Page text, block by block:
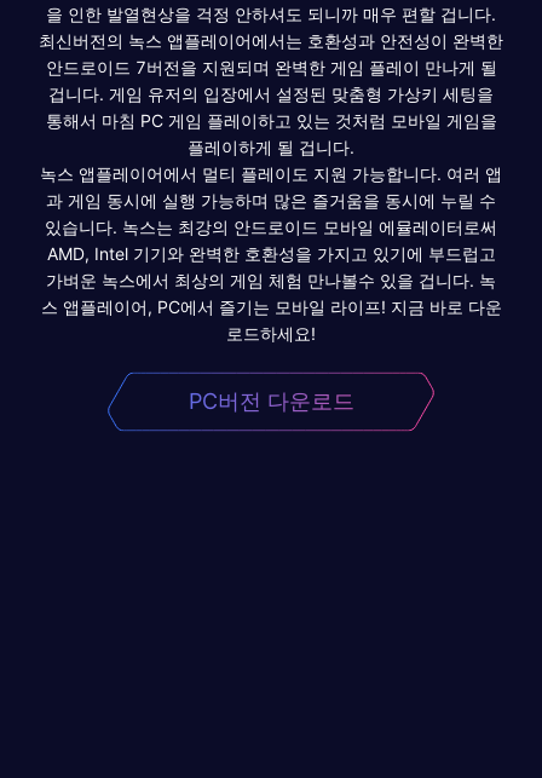
을 인한 발열현상을 걱정 안하셔도 되니까 매우 편할 겁니다.
최신버전의 녹스 앱플레이어에서는 호환성과 안전성이 완벽한
안드로이드 7버전을 지원되며 완벽한 게임 플레이 만나게 될
겁니다. 게임 유저의 입장에서 설정된 맞춤형 가상키 세팅을
통해서 마침 PC 게임 플레이하고 있는 것처럼 모바일 게임을
플레이하게 될 겁니다.
녹스 앱플레이어에서 멀티 플레이도 지원 가능합니다. 여러 앱
과 게임 동시에 실행 가능하며 많은 즐거움을 동시에 누릴 수
있습니다. 녹스는 최강의 안드로이드 모바일 에뮬레이터로써
AMD, Intel 기기와 완벽한 호환성을 가지고 있기에 부드럽고
가벼운 녹스에서 최상의 게임 체험 만나볼수 있을 겁니다. 녹
스 앱플레이어, PC에서 즐기는 모바일 라이프! 지금 바로 다운
로드하세요!
PC버전 다운로드